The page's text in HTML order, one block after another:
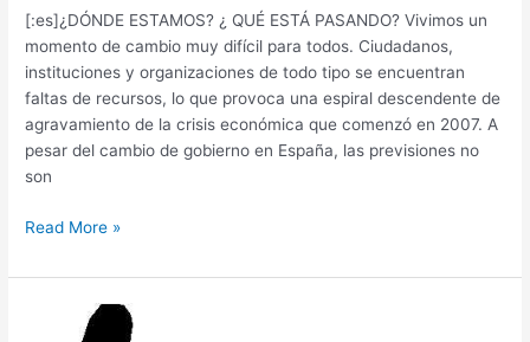
[:es]¿DÓNDE ESTAMOS? ¿ QUÉ ESTÁ PASANDO? Vivimos un
momento de cambio muy difícil para todos. Ciudadanos,
instituciones y organizaciones de todo tipo se encuentran
faltas de recursos, lo que provoca una espiral descendente de
agravamiento de la crisis económica que comenzó en 2007. A
pesar del cambio de gobierno en España, las previsiones no
son
Read More »